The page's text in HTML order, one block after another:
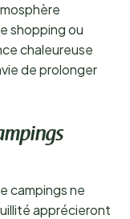
shopping ou
chaleureuse
de prolonger
campings ne
apprécieront